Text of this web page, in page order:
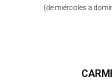
(de miércoles a